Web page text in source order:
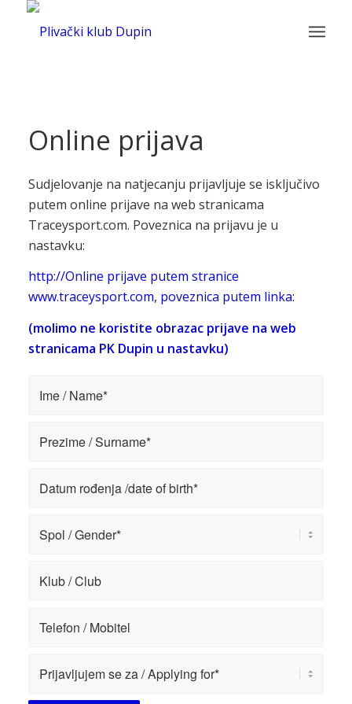
Online prijava
Sudjelovanje na natjecanju prijavljuje se isključivo
putem online prijave na web stranicama
Traceysport.com. Poveznica na prijavu je u
nastavku:
http://Online prijave putem stranice
www.traceysport.com, poveznica putem linka:
(molimo ne koristite obrazac prijave na web
stranicama PK Dupin u nastavku)